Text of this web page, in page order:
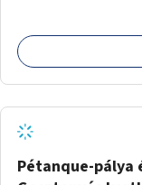
Pétanque-